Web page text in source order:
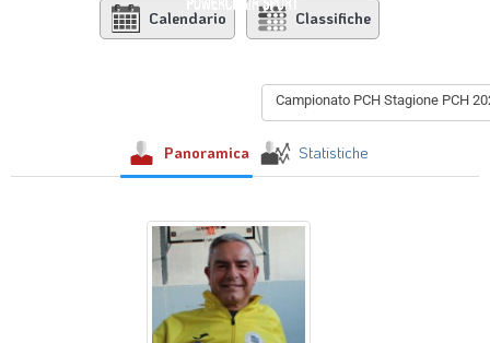
Calendario Classifiche
Campionato PCH Stagione PCH
Panoramica Statistiche